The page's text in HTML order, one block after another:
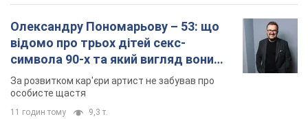
обмінники та банки такі купюри
Що робити, якщо банки та обмінні пункти не
приймають старі долари
9.08.2026 02:20 83,2 т.